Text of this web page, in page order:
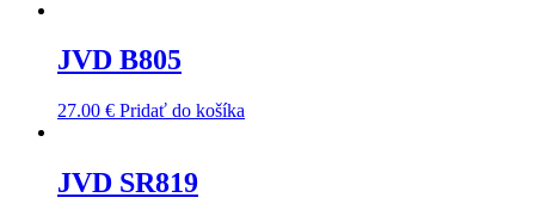
JVD B805
27.00 € Pridať do košíka
JVD SR819